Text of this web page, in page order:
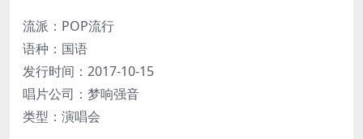
流派：POP流行
语种：国语
发行时间：2017-10-15
唱片公司：梦响强音
类型：演唱会